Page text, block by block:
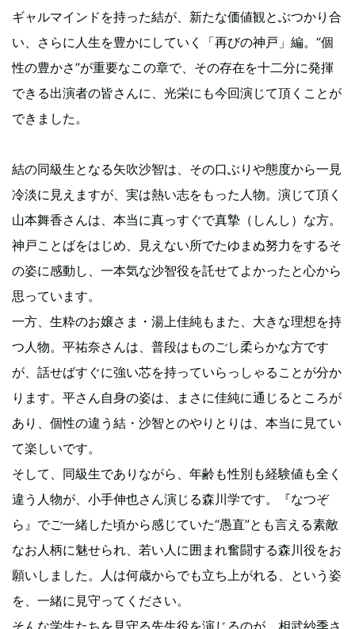
ギャルマインドを持った結が、新たな価値観とぶつかり合
い、さらに人生を豊かにしていく「再びの神戸」編。“個
性の豊かさ”が重要なこの章で、その存在を十二分に発揮
できる出演者の皆さんに、光栄にも今回演じて頂くことが
できました。
結の同級生となる矢吹沙智は、その口ぶりや態度から一見
冷淡に見えますが、実は熱い志をもった人物。演じて頂く
山本舞香さんは、本当に真っすぐで真摯（しんし）な方。
神戸ことばをはじめ、見えない所でたゆまぬ努力をするそ
の姿に感動し、一本気な沙智役を託せてよかったと心から
思っています。
一方、生粋のお嬢さま・湯上佳純もまた、大きな理想を持
つ人物。平祐奈さんは、普段はものごし柔らかな方です
が、話せばすぐに強い芯を持っていらっしゃることが分か
ります。平さん自身の姿は、まさに佳純に通じるところが
あり、個性の違う結・沙智とのやりとりは、本当に見てい
て楽しいです。
そして、同級生でありながら、年齢も性別も経験値も全く
違う人物が、小手伸也さん演じる森川学です。『なつぞ
ら』でご一緒した頃から感じていた“愚直”とも言える素敵
なお人柄に魅せられ、若い人に囲まれ奮闘する森川役をお
願いしました。人は何歳からでも立ち上がれる、という姿
を、一緒に見守ってください。
そんな学生たちを見守る先生役を演じるのが、相武紗季さ